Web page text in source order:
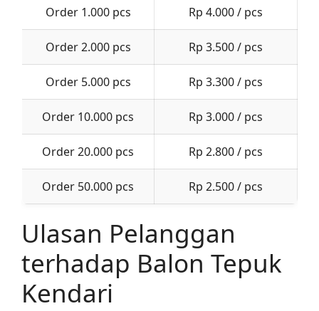
Order 1.000 pcs Rp 4.000 / pcs
Order 2.000 pcs Rp 3.500 / pcs
Order 5.000 pcs Rp 3.300 / pcs
Order 10.000 pcs Rp 3.000 / pcs
Order 20.000 pcs Rp 2.800 / pcs
Order 50.000 pcs Rp 2.500 / pcs
Ulasan Pelanggan
terhadap Balon Tepuk
Kendari